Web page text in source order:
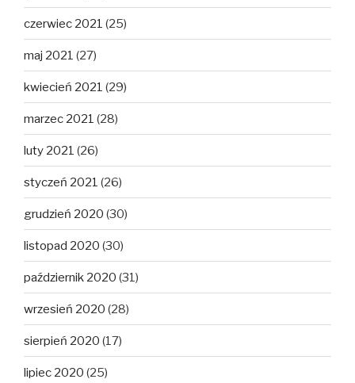
czerwiec 2021 (25)
maj 2021 (27)
kwiecień 2021 (29)
marzec 2021 (28)
luty 2021 (26)
styczeń 2021 (26)
grudzień 2020 (30)
listopad 2020 (30)
październik 2020 (31)
wrzesień 2020 (28)
sierpień 2020 (17)
lipiec 2020 (25)